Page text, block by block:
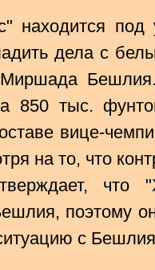
находится
дела с
Миршада
850 тыс.
вице-
на то, что
что
поэтому
с Бешлия